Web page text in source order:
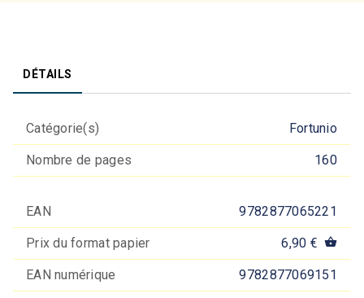
DÉTAILS
Catégorie(s) Fortunio
Nombre de pages 160
EAN 9782877065221
Prix du format papier 6,90 € shopping_basket
EAN numérique 9782877069151